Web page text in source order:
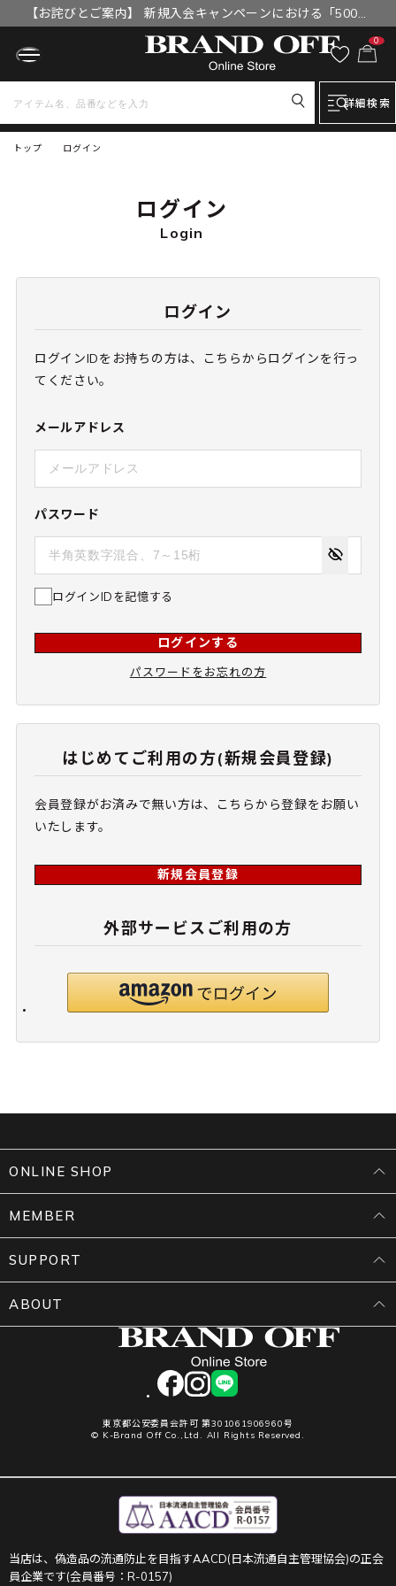
【お詫びとご案内】 新規入会キャンペーンにおける「500円
OFFクーポン」付与漏れと補填について
0
詳細検索
トップ ログイン
ログイン
Login
ログイン
ログインIDをお持ちの方は、こちらからログインを行っ
てください。
メールアドレス
パスワード
ログインIDを記憶する
ログインする
パスワードをお忘れの方
はじめてご利用の方(新規会員登録)
会員登録がお済みで無い方は、こちらから登録をお願い
いたします。
新規会員登録
外部サービスご利用の方
facebookinstagram
LINE
東京都公安委員会許可 第301061906960号
© K-Brand Off Co.,Ltd. All Rights Reserved.
ONLINE SHOP
MEMBER
SUPPORT
ABOUT
当店は、偽造品の流通防止を目指すAACD(日本流通自主管理協会)の正会
員企業です(会員番号：R-0157)